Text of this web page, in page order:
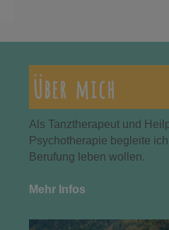
Über mich
Als Tanztherapeut und
Psychotherapie begleite
Berufung leben wollen.
Mehr Infos